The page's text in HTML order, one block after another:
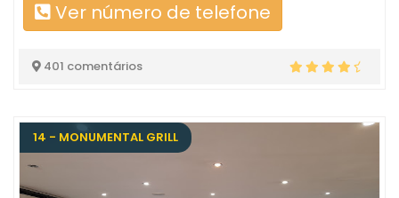
Ver número de telefone
401 comentários
14 - MONUMENTAL GRILL